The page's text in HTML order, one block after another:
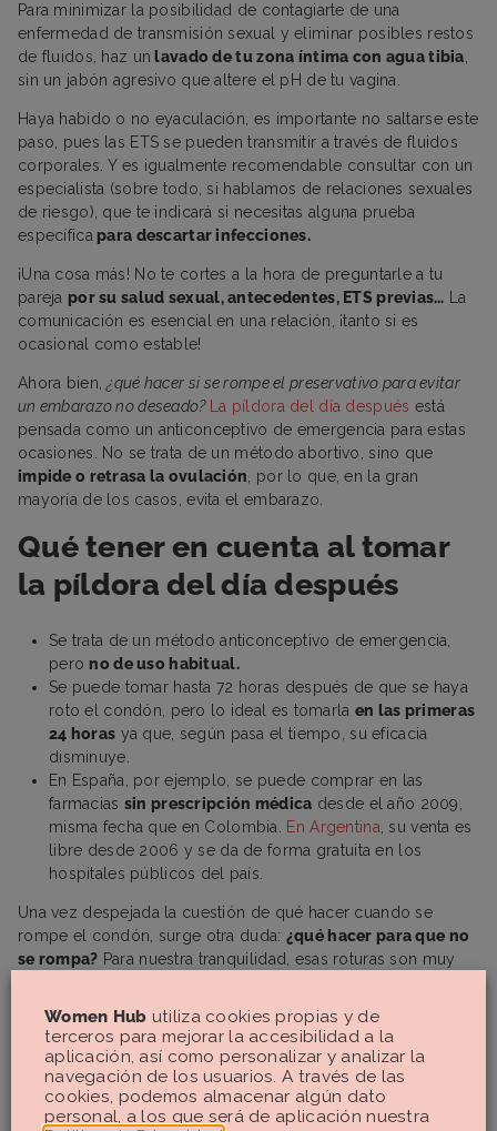
Para minimizar la posibilidad de contagiarte de una
enfermedad de transmisión sexual y eliminar posibles restos
de fluidos, haz un lavado de tu zona íntima con agua tibia
sin un jabón agresivo que altere el pH de tu vagina.
Haya habido o no eyaculación, es importante no saltarse este
paso, pues las ETS se pueden transmitir a través de fluidos
corporales. Y es igualmente recomendable consultar con un
especialista (sobre todo, si hablamos de relaciones sexuales
de riesgo), que te indicará si necesitas alguna prueba
específica para descartar infecciones.
¡Una cosa más! No te cortes a la hora de preguntarle a tu
parejapor su salud sexual, antecedentes, ETS previas… La
comunicación es esencial en una relación, ¡tanto si es
ocasional como estable!
Ahora bien,¿qué hacer si se rompe el preservativo para evitar
un embarazo no deseado?
La píldora del día después está
pensada como un anticonceptivo de emergencia para estas
ocasiones. No se trata de un método abortivo, sino que
impide o retrasa la ovulación , por lo que, en la gran
mayoría de los casos, evita el embarazo.
Qué tener en cuenta al tomar
la píldora del día después
Se trata de un método anticonceptivo de emergencia,
perono de uso habitual.
Se puede tomar hasta 72 horas después de que se haya
roto el condón, pero lo ideal es tomarla en las primeras
24 horas ya que, según pasa el tiempo, su eficacia
disminuye.
En España, por ejemplo, se puede comprar en las
farmacias sin prescripción médica desde el año 2009,
misma fecha que en Colombia.
En Argentina , su venta es
libre desde 2006 y se da de forma gratuita en los
hospitales públicos del país.
Una vez despejada la cuestión de qué hacer cuando se
rompe el condón, surge otra duda: ¿qué hacer para que no
se rompa? Para nuestra tranquilidad, esas roturas son muy
lubricándonos bien y ayudando a nuestra pareja a elegir la
talla adecuada. La protección también es cosa de dos.
Women Hub utiliza cookies propias y de
terceros para mejorar la accesibilidad a la
aplicación, así como personalizar y analizar la
navegación de los usuarios. A través de las
cookies, podemos almacenar algún dato
personal, a los que será de aplicación nuestra